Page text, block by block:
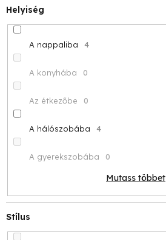
Helyiség
A nappaliba 4
A konyhába 0
Az étkezőbe 0
A hálószobába 4
A gyerekszobába 0
Mutass többet
Stílus